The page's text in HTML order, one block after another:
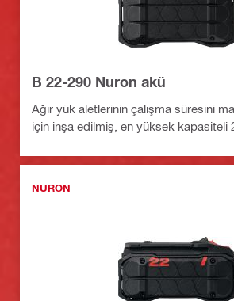
B 22-290 Nuron akü
Ağır yük aletlerinin çalışma süresini
için inşa edilmiş, en yüksek kapasiteli
NURON